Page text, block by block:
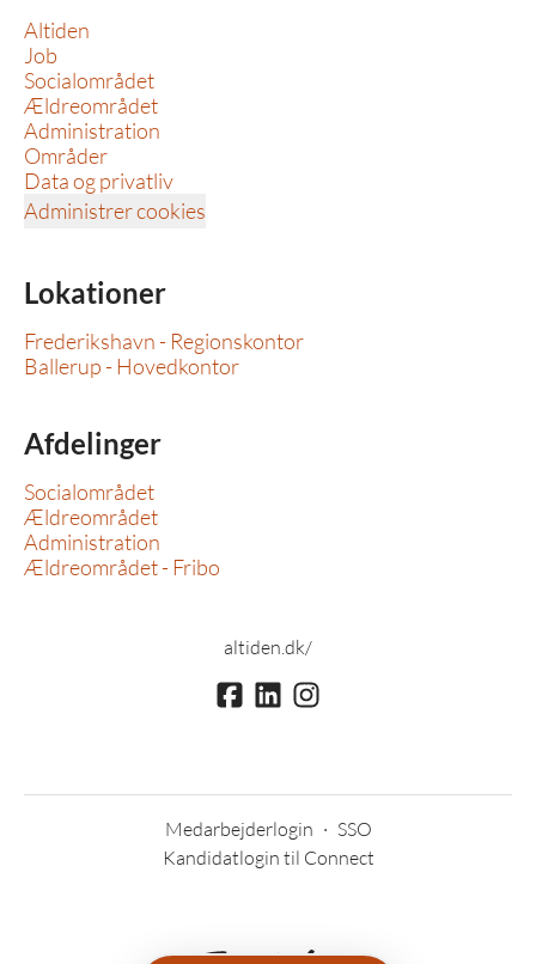
Altiden
Job
Socialområdet
Ældreområdet
Administration
Områder
Data og privatliv
Administrer cookies
Lokationer
Frederikshavn - Regionskontor
Ballerup - Hovedkontor
Afdelinger
Socialområdet
Ældreområdet
Administration
Ældreområdet - Fribo
altiden.dk/
Medarbejderlogin · SSO
Kandidatlogin til Connect